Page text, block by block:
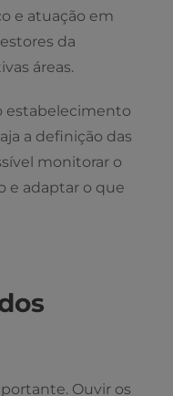
e atuação em
da
áreas.
estabelecimento
a definição das
monitorar o
e adaptar o que
Ouvir os